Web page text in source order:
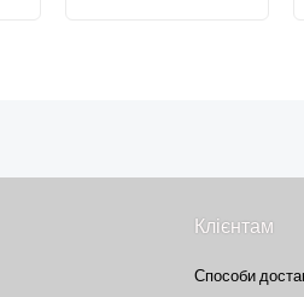
Клієнтам
Способи